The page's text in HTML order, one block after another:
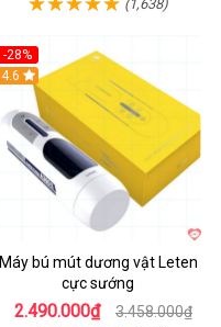
(1,638)
-28%
Hot
4.6
Máy bú mút dương vật Leten
cực sướng
2.490.000₫ 3.458.000₫